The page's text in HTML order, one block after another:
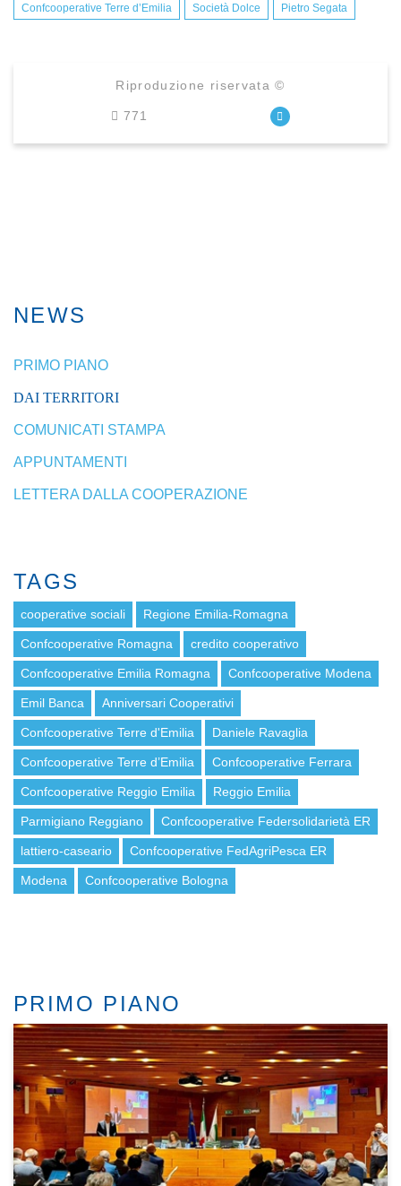
Confcooperative Terre d’Emilia Società Dolce Pietro Segata
Riproduzione riservata ©
771
NEWS
PRIMO PIANO
DAI TERRITORI
COMUNICATI STAMPA
APPUNTAMENTI
LETTERA DALLA COOPERAZIONE
TAGS
cooperative sociali Regione Emilia-Romagna
Confcooperative Romagna credito cooperativo
Confcooperative Emilia Romagna Confcooperative Modena
Emil Banca Anniversari Cooperativi
Confcooperative Terre d'Emilia Daniele Ravaglia
Confcooperative Terre d’Emilia Confcooperative Ferrara
Confcooperative Reggio Emilia Reggio Emilia
Parmigiano Reggiano Confcooperative Federsolidarietà ER
lattiero-caseario Confcooperative FedAgriPesca ER
Modena Confcooperative Bologna
PRIMO PIANO